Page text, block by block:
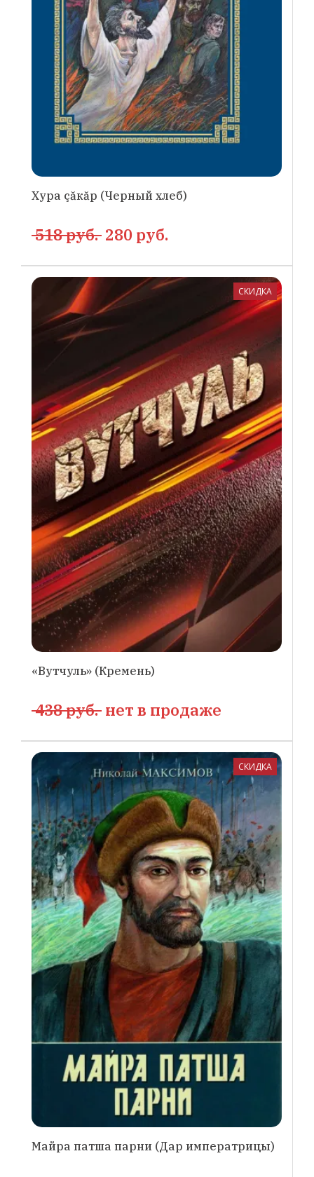
Хура çăкăр (Черный хлеб)
518 руб. 280 руб.
«Вутчуль» (Кремень)
СКИДКА
438 руб. нет в продаже
Майра патша парни (Дар императрицы)
СКИДКА